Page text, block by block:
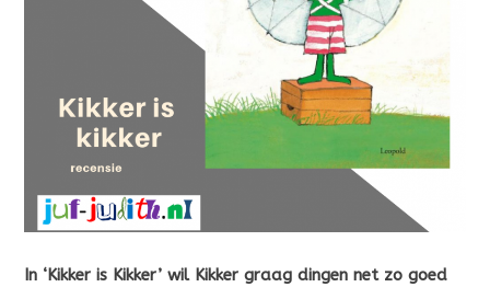
In ‘Kikker is Kikker’ wil Kikker graag dingen net zo goed